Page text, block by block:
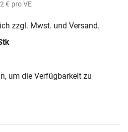
€ pro VE
zzgl. Mwst. und Versand.
um die Verfügbarkeit zu